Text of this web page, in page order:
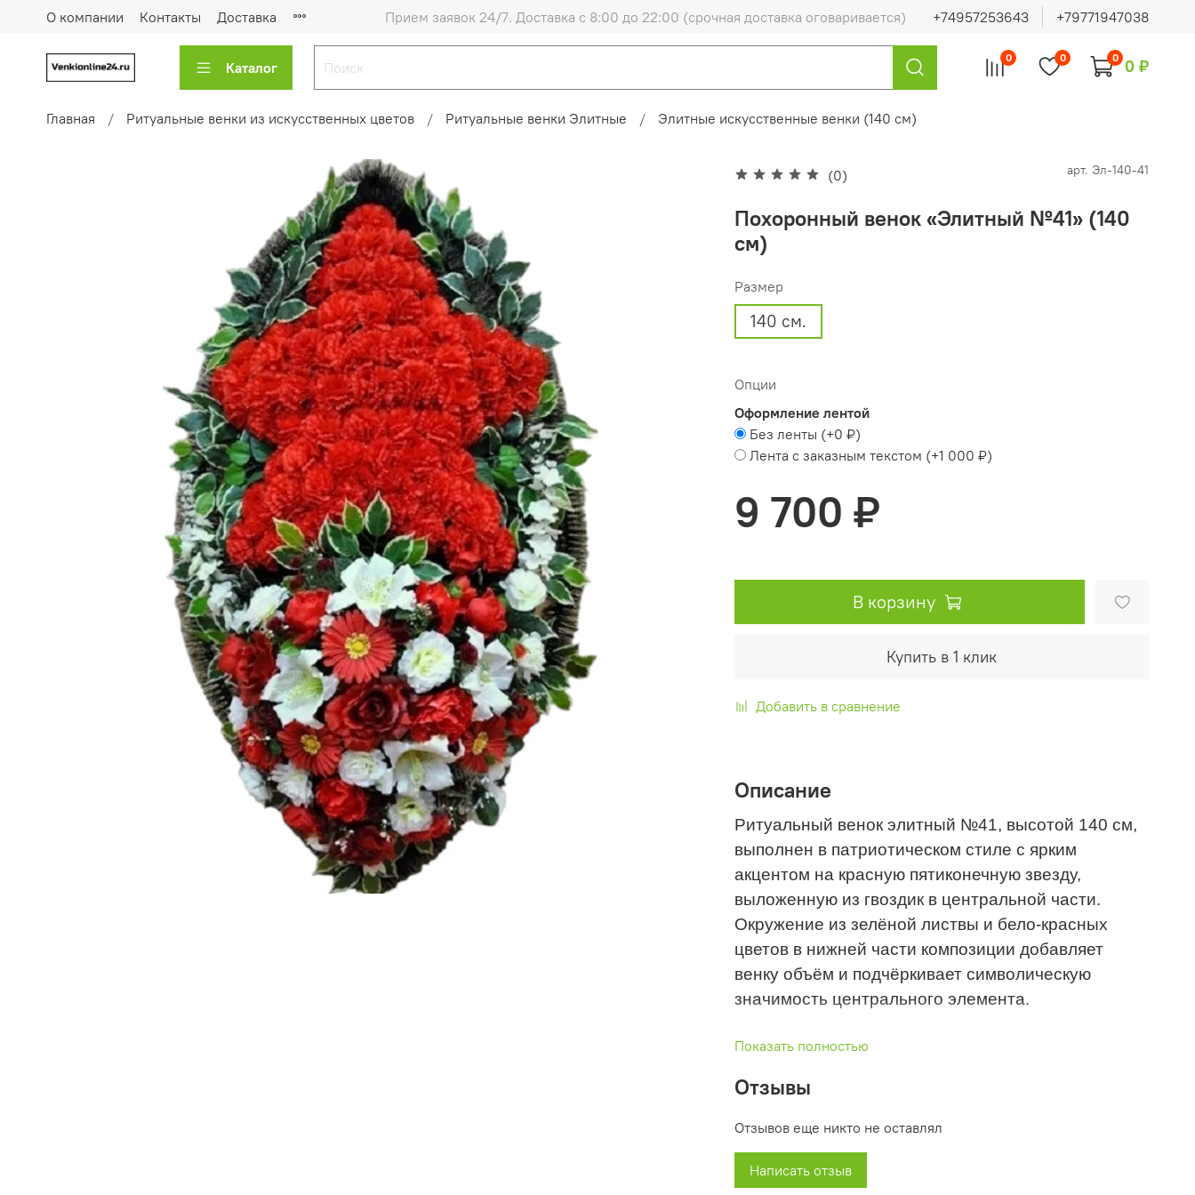
О компании Контакты Доставка Прием заявок 24/7. Доставка с 8:00 до 22:00 (срочная доставка оговаривается) +74957253643 +79771947038
Каталог
0 0 0 0 ₽
Главная Ритуальные венки из искусственных цветов Ритуальные венки Элитные Элитные искусственные венки (140 см)
(0) арт. Эл-140-41
Похоронный венок «Элитный №41» (140
см)
Размер
140 см.
Опции
Оформление лентой
Без ленты (+0 ₽)
Лента с заказным текстом (+1 000 ₽)
9 700 ₽
В корзину
Купить в 1 клик
Добавить в сравнение
Описание
Ритуальный венок элитный №41, высотой 140 см,
выполнен в патриотическом стиле с ярким
акцентом на красную пятиконечную звезду,
выложенную из гвоздик в центральной части.
Окружение из зелёной листвы и бело-красных
цветов в нижней части композиции добавляет
венку объём и подчёркивает символическую
значимость центрального элемента.
Этот венок подойдёт для прощания с ветеранами
символизируя честь, мужество и память о
Показать полностью
Отзывы
Отзывов еще никто не оставлял
Написать отзыв